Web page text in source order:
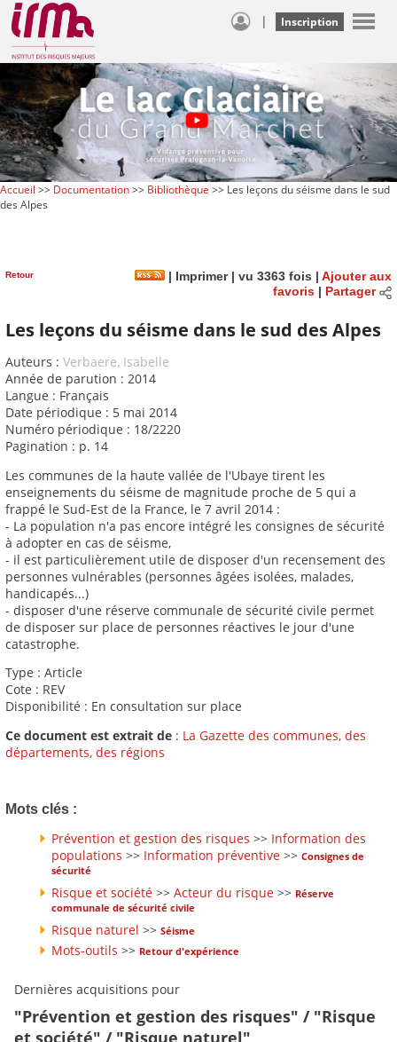
| Inscription
Accueil >> Documentation>> Bibliothèque >> Les leçons du séisme dans le sud
des Alpes
Retour | Imprimer| vu 3363 fois | Ajouter aux
favoris| Partager
Les leçons du séisme dans le sud des Alpes
Auteurs : Verbaere, Isabelle
Année de parution : 2014
Langue : Français
Date périodique : 5 mai 2014
Numéro périodique : 18/2220
Pagination : p. 14
Les communes de la haute vallée de l'Ubaye tirent les
enseignements du séisme de magnitude proche de 5 qui a
frappé le Sud-Est de la France, le 7 avril 2014 :
- La population n'a pas encore intégré les consignes de sécurité
à adopter en cas de séisme,
- il est particulièrement utile de disposer d'un recensement des
personnes vulnérables (personnes âgées isolées, malades,
handicapés...)
- disposer d'une réserve communale de sécurité civile permet
de disposer sur place de personnes réactives le jour d'une
catastrophe.
Type : Article
Cote : REV
Disponibilité : En consultation sur place
Ce document est extrait de : La Gazette des communes, des
départements, des régions
Mots clés :
Prévention et gestion des risques >> Information des
populations >> Information préventive >> Consignes de
sécurité
Risque et société >> Acteur du risque >> Réserve
communale de sécurité civile
Risque naturel >> Séisme
Mots-outils >> Retour d'expérience
Dernières acquisitions pour
"Prévention et gestion des risques" / "Risque
et société" / "Risque naturel"